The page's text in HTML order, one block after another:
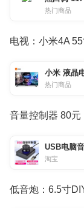
热门商品
电视：小米4A
小米 液晶
热门商品
音量控制器 80元
淘宝
低音炮：6.5寸